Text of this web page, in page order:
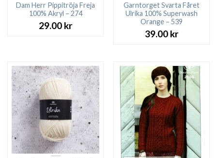
Dam Herr Pippitröja Freja
100% Akryl – 274
29.00 kr
Garntorget Svarta Fåret
Ulrika 100% Superwash
Orange – 539
39.00 kr